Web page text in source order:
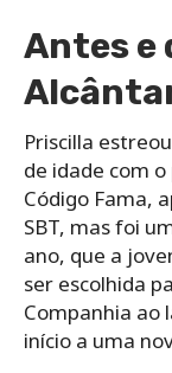
Antes e
Priscilla
de idade com
Código Fama,
SBT, mas foi
ano, que a
ser escolhida
Companhia ao
início a uma